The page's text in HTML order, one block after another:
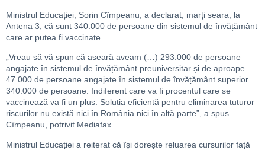
Ministrul Educației, Sorin Cîmpeanu, a declarat, marți seara, la
Antena 3, că sunt 340.000 de persoane din sistemul de învățământ
care ar putea fi vaccinate.
„Vreau să vă spun că aseară aveam (…) 293.000 de persoane
angajate în sistemul de învățământ preuniversitar și de aproape
47.000 de persoane angajate în sistemul de învățământ superior.
340.000 de persoane. Indiferent care va fi procentul care se
vaccinează va fi un plus. Soluția eficientă pentru eliminarea tuturor
riscurilor nu există nici în România nici în altă parte”, a spus
Cîmpeanu, potrivit Mediafax.
Ministrul Educației a reiterat că își dorește reluarea cursurilor față